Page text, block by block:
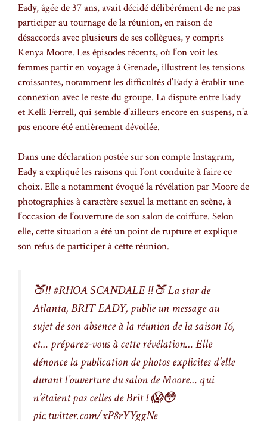
Eady, âgée de 37 ans, avait décidé délibérément de ne pas
participer au tournage de la réunion, en raison de
désaccords avec plusieurs de ses collègues, y compris
Kenya Moore. Les épisodes récents, où l’on voit les
femmes partir en voyage à Grenade, illustrent les tensions
croissantes, notamment les difficultés d’Eady à établir une
connexion avec le reste du groupe. La dispute entre Eady
et Kelli Ferrell, qui semble d’ailleurs encore en suspens, n’a
pas encore été entièrement dévoilée.
Dans une déclaration postée sur son compte Instagram,
Eady a expliqué les raisons qui l’ont conduite à faire ce
choix. Elle a notamment évoqué la révélation par Moore de
photographies à caractère sexuel la mettant en scène, à
l’occasion de l’ouverture de son salon de coiffure. Selon
elle, cette situation a été un point de rupture et explique
son refus de participer à cette réunion.
🍑‼️#RHOASCANDALE ‼️🍑 La star de
Atlanta, BRIT EADY, publie un message au
sujet de son absence à la réunion de la saison 16,
et… préparez-vous à cette révélation… Elle
dénonce la publication de photos explicites d’elle
durant l’ouverture du salon de Moore… qui
n’étaient pas celles de Brit ! 😱😳
pic.twitter.com/xP8rYYggNe